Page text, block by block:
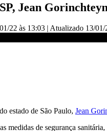
Jean
22 às 13:03 | Atualizado 13/01/
estado de São Paulo, Jean
medidas de segurança